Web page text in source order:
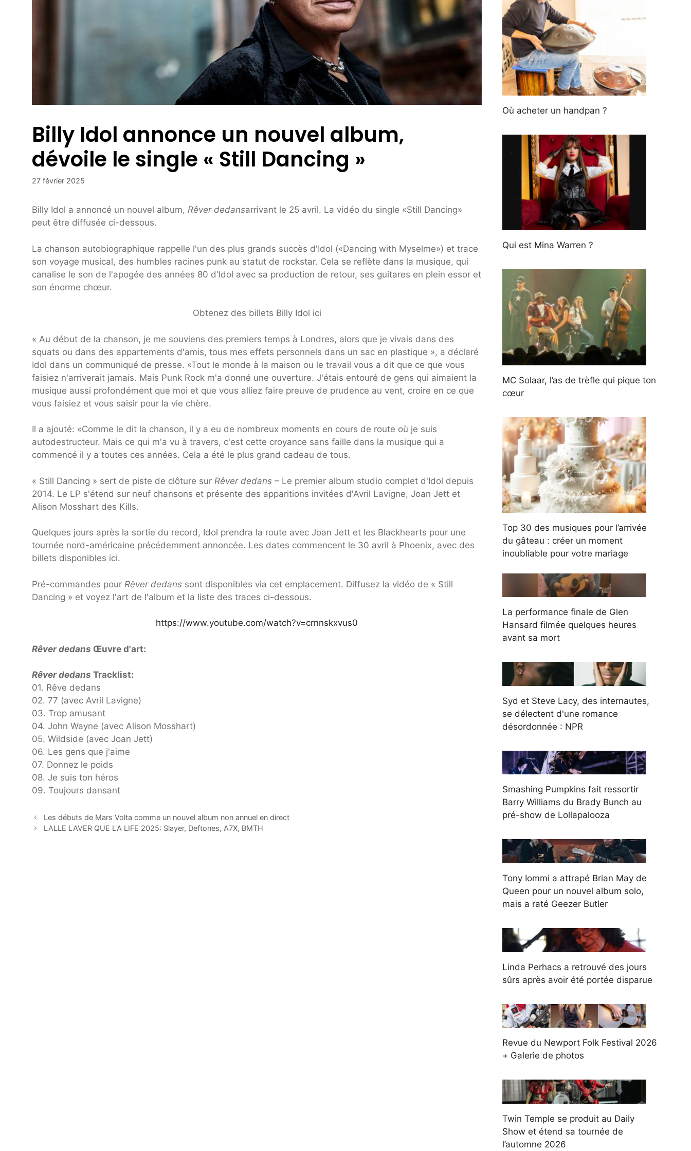
Billy Idol annonce un nouvel album,
dévoile le single « Still Dancing »
27 février 2025
Billy Idol a annoncé un nouvel album, Rêver dedansarrivant le 25 avril. La vidéo du single «Still Dancing»
peut être diffusée ci-dessous.
La chanson autobiographique rappelle l'un des plus grands succès d'Idol («Dancing with Myselme») et trace
son voyage musical, des humbles racines punk au statut de rockstar. Cela se reflète dans la musique, qui
canalise le son de l'apogée des années 80 d'Idol avec sa production de retour, ses guitares en plein essor et
son énorme chœur.
Obtenez des billets Billy Idol ici
« Au début de la chanson, je me souviens des premiers temps à Londres, alors que je vivais dans des
squats ou dans des appartements d'amis, tous mes effets personnels dans un sac en plastique », a déclaré
Idol dans un communiqué de presse. «Tout le monde à la maison ou le travail vous a dit que ce que vous
faisiez n'arriverait jamais. Mais Punk Rock m'a donné une ouverture. J'étais entouré de gens qui aimaient la
musique aussi profondément que moi et que vous alliez faire preuve de prudence au vent, croire en ce que
vous faisiez et vous saisir pour la vie chère.
Il a ajouté: «Comme le dit la chanson, il y a eu de nombreux moments en cours de route où je suis
autodestructeur. Mais ce qui m'a vu à travers, c'est cette croyance sans faille dans la musique qui a
commencé il y a toutes ces années. Cela a été le plus grand cadeau de tous.
« Still Dancing » sert de piste de clôture sur Rêver dedans – Le premier album studio complet d'Idol depuis
2014. Le LP s'étend sur neuf chansons et présente des apparitions invitées d'Avril Lavigne, Joan Jett et
Alison Mosshart des Kills.
Quelques jours après la sortie du record, Idol prendra la route avec Joan Jett et les Blackhearts pour une
tournée nord-américaine précédemment annoncée. Les dates commencent le 30 avril à Phoenix, avec des
billets disponibles ici.
Pré-commandes pour Rêver dedans sont disponibles via cet emplacement. Diffusez la vidéo de « Still
Dancing » et voyez l'art de l'album et la liste des traces ci-dessous.
https://www.youtube.com/watch?v=crnnskxvus0
Rêver dedans Œuvre d'art:
Rêver dedans Tracklist:
01. Rêve dedans
02. 77 (avec Avril Lavigne)
03. Trop amusant
04. John Wayne (avec Alison Mosshart)
05. Wildside (avec Joan Jett)
06. Les gens que j'aime
07. Donnez le poids
08. Je suis ton héros
09. Toujours dansant
Les débuts de Mars Volta comme un nouvel album non annuel en direct
LALLE LAVER QUE LA LIFE 2025: Slayer, Deftones, A7X, BMTH
Où acheter un handpan ?
Qui est Mina Warren ?
MC Solaar, l’as de trèfle qui pique ton
cœur
Top 30 des musiques pour l’arrivée
du gâteau : créer un moment
inoubliable pour votre mariage
La performance finale de Glen
Hansard filmée quelques heures
avant sa mort
Syd et Steve Lacy, des internautes,
se délectent d'une romance
désordonnée : NPR
Smashing Pumpkins fait ressortir
Barry Williams du Brady Bunch au
pré-show de Lollapalooza
Tony Iommi a attrapé Brian May de
Queen pour un nouvel album solo,
mais a raté Geezer Butler
Linda Perhacs a retrouvé des jours
sûrs après avoir été portée disparue
Revue du Newport Folk Festival 2026
+ Galerie de photos
Twin Temple se produit au Daily
Show et étend sa tournée de
l’automne 2026